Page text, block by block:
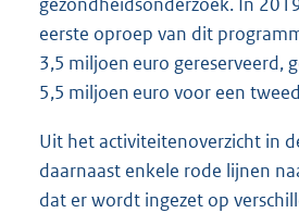
eerste oproep van dit
3,5 miljoen euro gereserveerd,
5,5 miljoen euro voor een
Uit het activiteitenoverzicht in
daarnaast enkele rode lijnen
dat er wordt ingezet op